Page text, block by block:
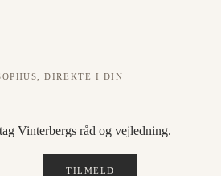
DIREKTE I DIN
Vinterbergs råd og vejledning.
TILMELD